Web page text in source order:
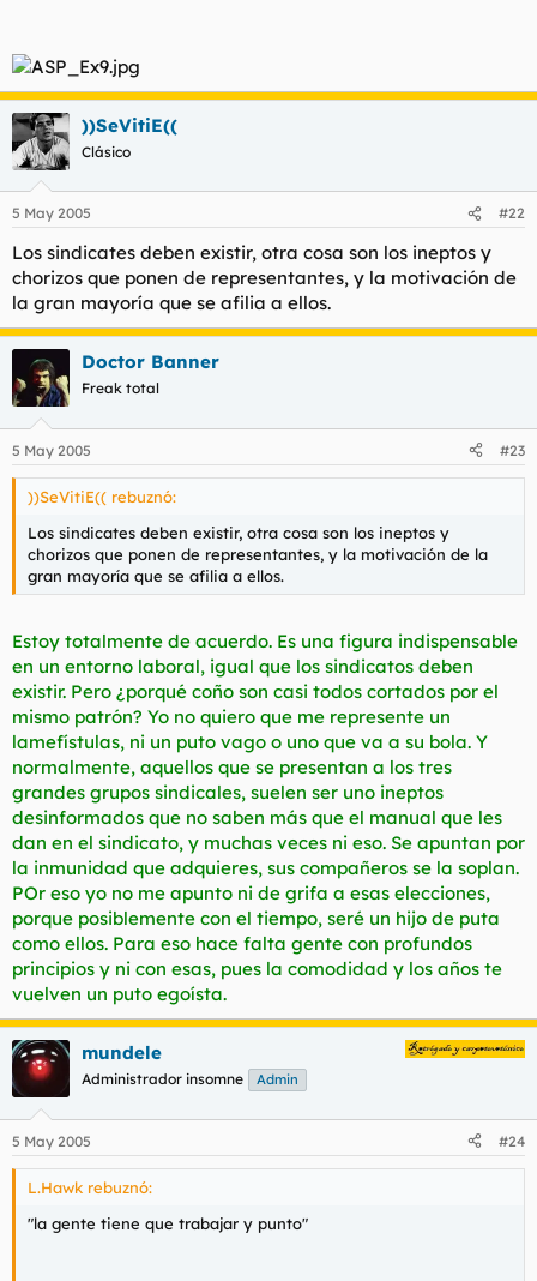
))SeVitiE((
Clásico
5 May 2005 #22
Los sindicates deben existir, otra cosa son los ineptos y
chorizos que ponen de representantes, y la motivación de
la gran mayoría que se afilia a ellos.
Doctor Banner
Freak total
5 May 2005 #23
))SeVitiE(( rebuznó:
Los sindicates deben existir, otra cosa son los ineptos y
chorizos que ponen de representantes, y la motivación de la
gran mayoría que se afilia a ellos.
Estoy totalmente de acuerdo. Es una figura indispensable
en un entorno laboral, igual que los sindicatos deben
existir. Pero ¿porqué coño son casi todos cortados por el
mismo patrón? Yo no quiero que me represente un
lamefístulas, ni un puto vago o uno que va a su bola. Y
normalmente, aquellos que se presentan a los tres
grandes grupos sindicales, suelen ser uno ineptos
desinformados que no saben más que el manual que les
dan en el sindicato, y muchas veces ni eso. Se apuntan por
la inmunidad que adquieres, sus compañeros se la soplan.
POr eso yo no me apunto ni de grifa a esas elecciones,
porque posiblemente con el tiempo, seré un hijo de puta
como ellos. Para eso hace falta gente con profundos
principios y ni con esas, pues la comodidad y los años te
vuelven un puto egoísta.
mundele
Administrador insomne Admin
5 May 2005 #24
L.Hawk rebuznó:
"la gente tiene que trabajar y punto"